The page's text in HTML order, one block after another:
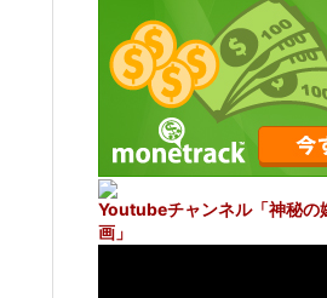
Youtubeチャンネル「神秘の
画」